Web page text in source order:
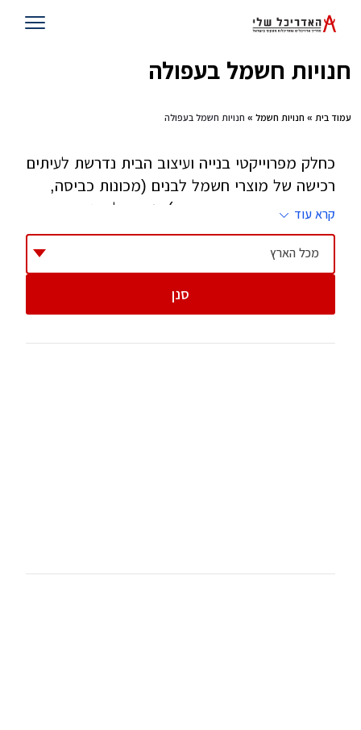
חנויות חשמל בעפולה
עמוד בית » חנויות חשמל » חנויות חשמל בעפולה
כחלק מפרוייקטי בנייה ועיצוב הבית נדרשת לעיתים
רכישה של מוצרי חשמל לבנים (מכונות כביסה,
מקררים, מדיחים, מייבשים), נדרש לרהט את
המטבח (תנור stand alone או בילד אין, כיריים,
מיקסרים, טוסטרים, מיקרוגל ועוד ועוד). בקצה
העליון נמצאים מערכות קולנוע ביתי וטלויזיות
והרשימה ממשיכה עם מוצרים נוספים. בתהליך
את כלל המוצרים בצורה אמינה ותדע לתת לכם גם
קרא עוד
מכל הארץ
סנן